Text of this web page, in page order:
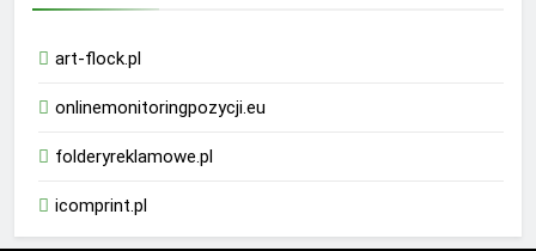
art-flock.pl
onlinemonitoringpozycji.eu
folderyreklamowe.pl
icomprint.pl